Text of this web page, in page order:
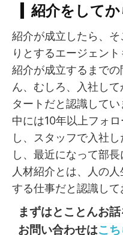
紹介をして
紹介が成立したら、
りとするエージェン
紹介が成立するまで
ん、むしろ、入社し
タートだと認識してい
中には10年以上フォ
し、スタッフで入社
し、最近になって部長
人材紹介とは、人の
する仕事だと認識して
まずはとことんお話
お問い合わせはこち